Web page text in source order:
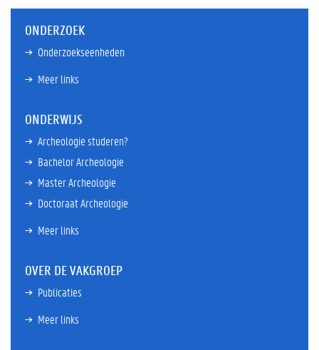
ONDERZOEK
Onderzoekseenheden
Meer links
ONDERWIJS
Archeologie studeren?
Bachelor Archeologie
Master Archeologie
Doctoraat Archeologie
Meer links
OVER DE VAKGROEP
Publicaties
Meer links